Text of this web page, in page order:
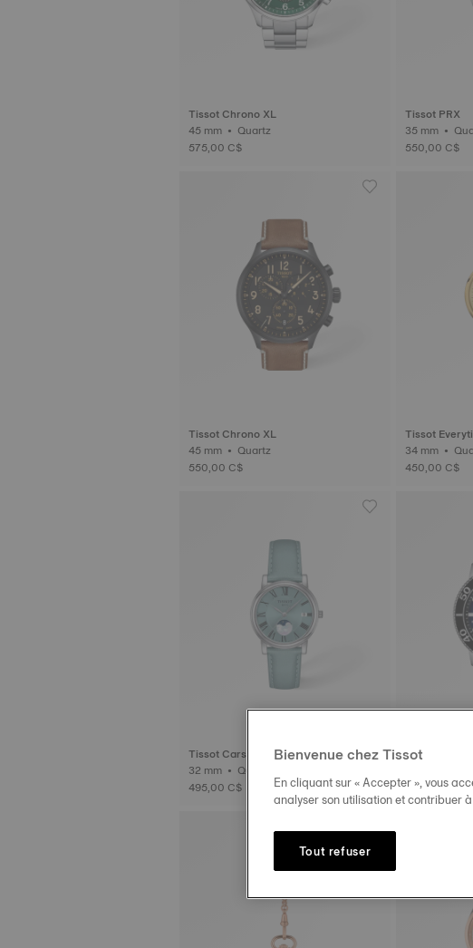
Tissot Chrono XL
45 mm • Quartz
575,00 C$
Tissot PRX
35 mm
550,00 C$
Tissot Chrono XL
45 mm • Quartz
550,00 C$
Tissot
34 mm
450,00 C$
Tissot Carson
495,00 C$
Tissot
825,00 C$
Bienvenue chez Tissot
En cliquant sur « Accepter », vous
analyser son utilisation et contribuer
Tout refuser